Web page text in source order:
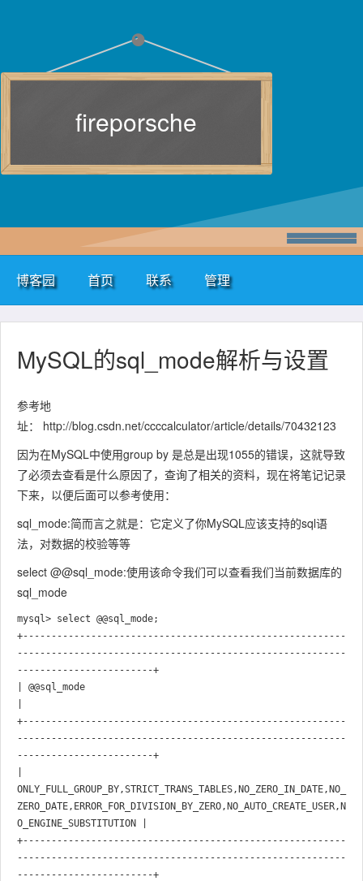
fireporsche
博客园 首页 联系 管理
MySQL的sql_mode解析与设置
参考地
址： http://blog.csdn.net/ccccalculator/article/details/70432123
因为在MySQL中使用group by 是总是出现1055的错误，这就导致
了必须去查看是什么原因了，查询了相关的资料，现在将笔记记录
下来，以便后面可以参考使用：
sql_mode:简而言之就是：它定义了你MySQL应该支持的sql语
法，对数据的校验等等
select @@sql_mode:使用该命令我们可以查看我们当前数据库的
sql_mode
mysql> select @@sql_mode;
+---------------------------------------------------------
----------------------------------------------------------
------------------------+
| @@sql_mode
+---------------------------------------------------------
----------------------------------------------------------
------------------------+
ONLY_FULL_GROUP_BY,STRICT_TRANS_TABLES,NO_ZERO_IN_DATE,NO_
ZERO_DATE,ERROR_FOR_DIVISION_BY_ZERO,NO_AUTO_CREATE_USER,N
O_ENGINE_SUBSTITUTION |
+---------------------------------------------------------
----------------------------------------------------------
------------------------+